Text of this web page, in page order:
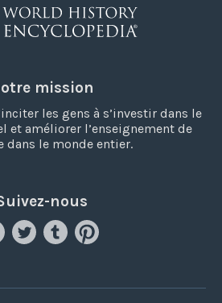
mission
les gens à s’investir dans le
et améliorer l’enseignement de
dans le monde entier.
nous